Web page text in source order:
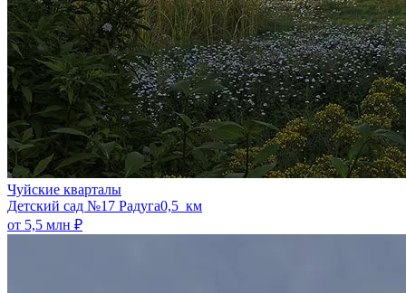
Чуйские кварталы
​Детский сад №17 Радуга0,5 км
от 5,5 млн ₽